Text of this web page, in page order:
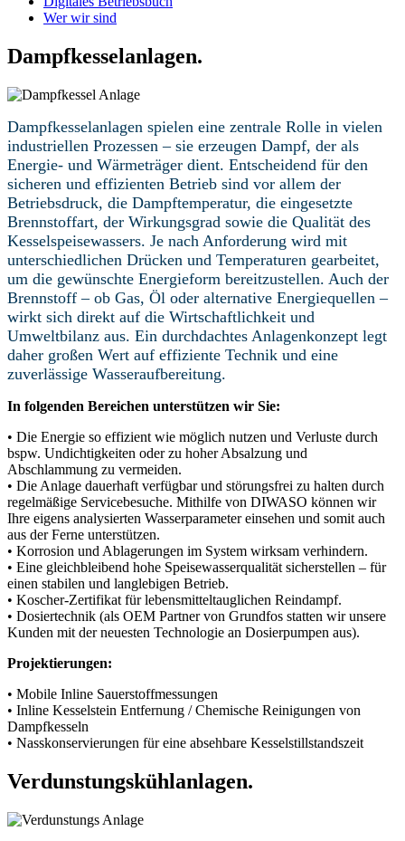
Wer wir sind
Dampfkesselanlagen.
Dampfkesselanlagen spielen eine zentrale Rolle in vielen
industriellen Prozessen – sie erzeugen Dampf, der als
Energie- und Wärmeträger dient. Entscheidend für den
sicheren und effizienten Betrieb sind vor allem der
Betriebsdruck, die Dampftemperatur, die eingesetzte
Brennstoffart, der Wirkungsgrad sowie die Qualität des
Kesselspeisewassers. Je nach Anforderung wird mit
unterschiedlichen Drücken und Temperaturen gearbeitet,
um die gewünschte Energieform bereitzustellen. Auch der
Brennstoff – ob Gas, Öl oder alternative Energiequellen –
wirkt sich direkt auf die Wirtschaftlichkeit und
Umweltbilanz aus. Ein durchdachtes Anlagenkonzept legt
daher großen Wert auf effiziente Technik und eine
zuverlässige Wasseraufbereitung.
In folgenden Bereichen unterstützen wir Sie:
• Die Energie so effizient wie möglich nutzen und Verluste durch
bspw. Undichtigkeiten oder zu hoher Absalzung und
Abschlammung zu vermeiden.
• Die Anlage dauerhaft verfügbar und störungsfrei zu halten durch
regelmäßige Servicebesuche. Mithilfe von DIWASO können wir
Ihre eigens analysierten Wasserparameter einsehen und somit auch
aus der Ferne unterstützen.
• Korrosion und Ablagerungen im System wirksam verhindern.
• Eine gleichbleibend hohe Speisewasserqualität sicherstellen – für
einen stabilen und langlebigen Betrieb.
• Koscher-Zertifikat für lebensmitteltauglichen Reindampf.
• Dosiertechnik (als OEM Partner von Grundfos statten wir unsere
Kunden mit der neuesten Technologie an Dosierpumpen aus).
Projektierungen:
• Mobile Inline Sauerstoffmessungen
• Inline Kesselstein Entfernung / Chemische Reinigungen von
Dampfkesseln
• Nasskonservierungen für eine absehbare Kesselstillstandszeit
Verdunstungskühlanlagen.